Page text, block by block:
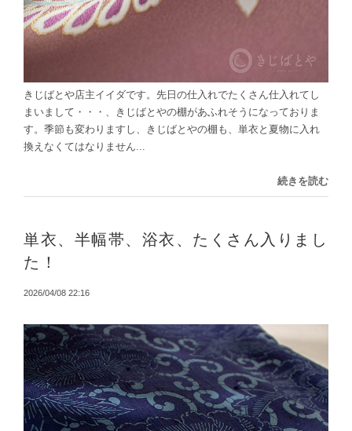
きじばとや店主イイダです。先日の仕入れでたくさん仕入れてし
まいまして・・・、きじばとやの棚があふれそうになっておりま
す。季節も変わりますし、きじばとやの棚も、単衣と夏物に入れ
換えなくてはなりません...
続きを読む
単衣、半幅帯、浴衣、たくさん入りまし
た！
2026/04/08 22:16